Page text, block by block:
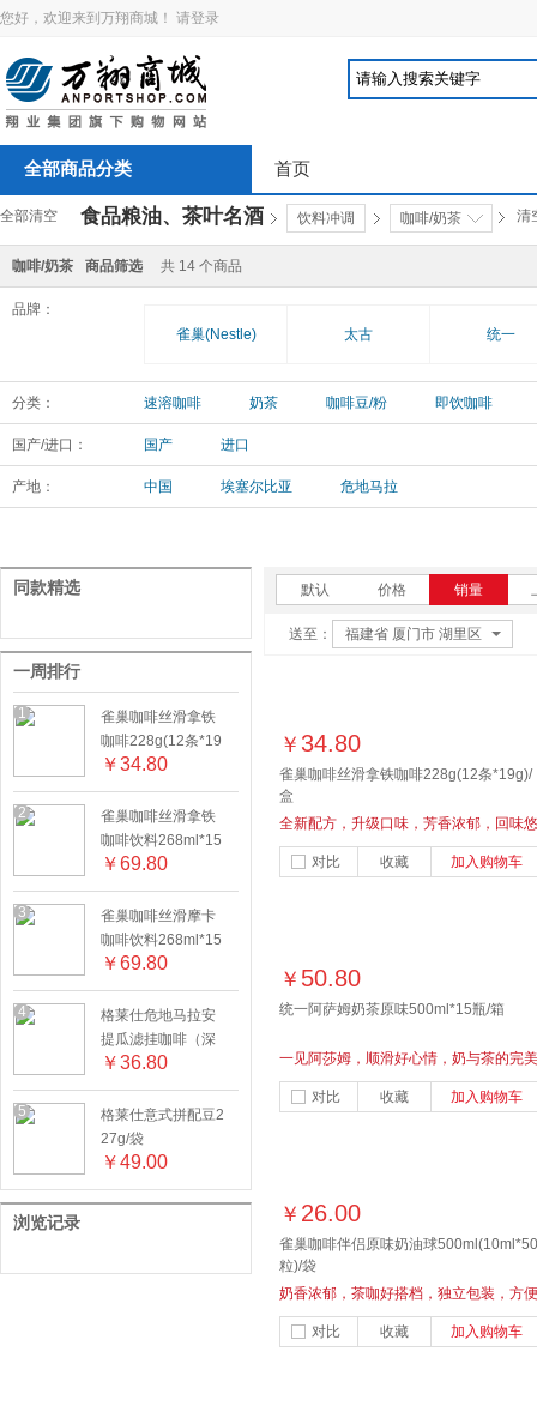
您好，欢迎来到万翔商城！ 请登录
全部商品分类 首页
全部清空 食品粮油、茶叶名酒 饮料冲调 咖啡/奶茶 清
咖啡/奶茶 商品筛选 共 14 个商品
品牌：
雀巢(Nestle)
太古 统一
分类： 速溶咖啡 奶茶 咖啡豆/粉 即饮咖啡
国产/进口： 国产 进口
产地： 中国 埃塞尔比亚 危地马拉
同款精选
一周排行
1
雀巢咖啡丝滑拿铁
咖啡228g(12条*19
g)/盒
￥34.80
2
雀巢咖啡丝滑拿铁
咖啡饮料268ml*15
瓶/箱
￥69.80
3
雀巢咖啡丝滑摩卡
咖啡饮料268ml*15
瓶/箱
￥69.80
4
格莱仕危地马拉安
提瓜滤挂咖啡（深
焙）100g/盒
￥36.80
5
格莱仕意式拼配豆2
27g/袋
￥49.00
浏览记录
默认 价格 销量
送至： 福建省 厦门市 湖里区
￥ 34.80
雀巢咖啡丝滑拿铁咖啡228g(12条*19g)/
盒
全新配方，升级口味，芳香浓郁，回味悠
长，随心享用
对比
收藏 加入购物车
￥ 50.80
统一阿萨姆奶茶原味500ml*15瓶/箱
一见阿莎姆，顺滑好心情，奶与茶的完美
相遇
对比
收藏 加入购物车
￥ 26.00
雀巢咖啡伴侣原味奶油球500ml(10ml*50
粒)/袋
奶香浓郁，茶咖好搭档，独立包装，方便
携带
对比
收藏 加入购物车